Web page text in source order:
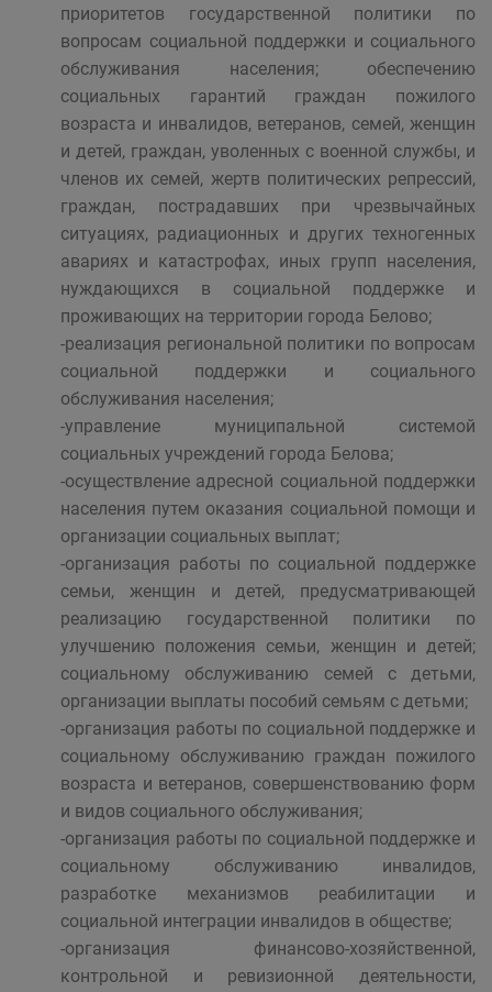
приоритетов государственной политики по
вопросам социальной поддержки и социального
обслуживания населения; обеспечению
социальных гарантий граждан пожилого
возраста и инвалидов, ветеранов, семей, женщин
и детей, граждан, уволенных с военной службы, и
членов их семей, жертв политических репрессий,
граждан, пострадавших при чрезвычайных
ситуациях, радиационных и других техногенных
авариях и катастрофах, иных групп населения,
нуждающихся в социальной поддержке и
проживающих на территории города Белово;
-реализация региональной политики по вопросам
социальной поддержки и социального
обслуживания населения;
-управление муниципальной системой
социальных учреждений города Белова;
-осуществление адресной социальной поддержки
населения путем оказания социальной помощи и
организации социальных выплат;
-организация работы по социальной поддержке
семьи, женщин и детей, предусматривающей
реализацию государственной политики по
улучшению положения семьи, женщин и детей;
социальному обслуживанию семей с детьми,
организации выплаты пособий семьям с детьми;
-организация работы по социальной поддержке и
социальному обслуживанию граждан пожилого
возраста и ветеранов, совершенствованию форм
и видов социального обслуживания;
-организация работы по социальной поддержке и
социальному обслуживанию инвалидов,
разработке механизмов реабилитации и
социальной интеграции инвалидов в обществе;
-организация финансово-хозяйственной,
контрольной и ревизионной деятельности,